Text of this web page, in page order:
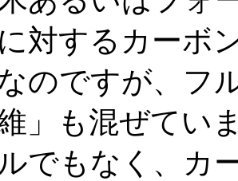
対するカーボ
のですが、フ
」も混ぜてい
でもなく、カ